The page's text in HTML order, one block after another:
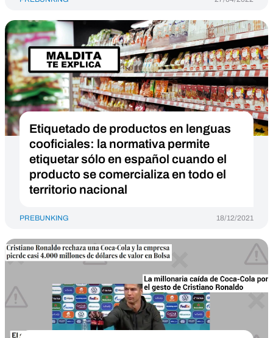
Etiquetado de productos en lenguas
cooficiales: la normativa permite
etiquetar sólo en español cuando el
producto se comercializa en todo el
territorio nacional
PREBUNKING 18/12/2021